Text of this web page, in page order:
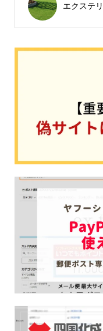
エクステ